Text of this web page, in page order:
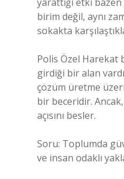
birim değil, aynı
sokakta
Polis Özel Harekat
girdiği bir alan
çözüm üretme
bir beceridir.
açısını besler.
Soru: Toplumda
ve insan odaklı